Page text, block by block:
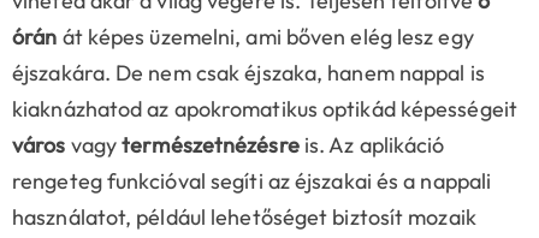
órán át képes üzemelni, ami bőven elég lesz egy
éjszakára. De nem csak éjszaka, hanem nappal is
kiaknázhatod az apokromatikus optikád képességeit
város vagytermészetnézésre is. Az aplikáció
rengeteg funkcióval segíti az éjszakai és a nappali
használatot, például lehetőséget biztosít mozaik